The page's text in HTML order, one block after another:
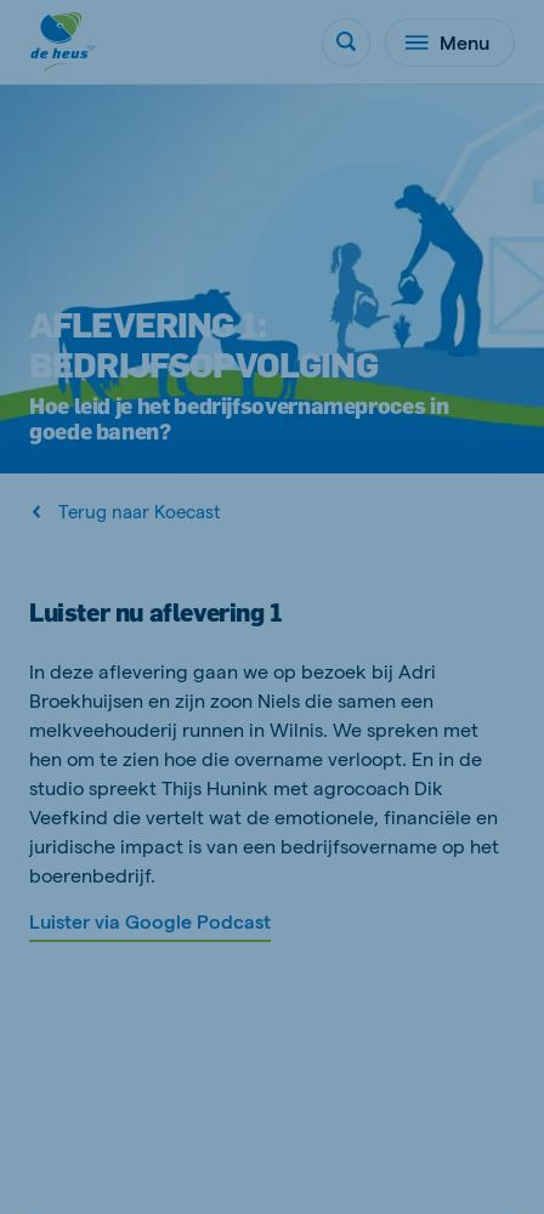
Menu
AFLEVERING 1:
BEDRIJFSOPVOLGING
Hoe leid je het bedrijfsovernameproces in
goede banen?
Terug naar Koecast
Luister nu aflevering 1
In deze aflevering gaan we op bezoek bij Adri
Broekhuijsen en zijn zoon Niels die samen een
melkveehouderij runnen in Wilnis. We spreken met
hen om te zien hoe die overname verloopt. En in de
studio spreekt Thijs Hunink met agrocoach Dik
Veefkind die vertelt wat de emotionele, financiële en
juridische impact is van een bedrijfsovername op het
boerenbedrijf.
Luister via Google Podcast